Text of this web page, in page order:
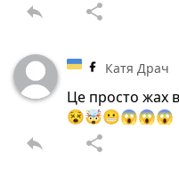
reply share
Катя Драч
Це просто жах
😵🤯😬😱😱😱
reply share